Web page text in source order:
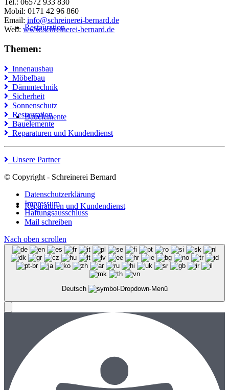
Restauration
Bauelemente
Reparaturen und Kundendienst
Mobil: 0171 42 96 860
Email: info@schreinerei-bernard.de
Web: www.schreinerei-bernard.de
Themen:
Innenausbau
Möbelbau
Dämmtechnik
Sicherheit
Sonnenschutz
Restauration
Bauelemente
Reparaturen und Kundendienst
Unsere Partner
© Copyright - Schreinerei Bernard
Datenschutzerklärung
Impressum
Haftungsausschluss
Mail schreiben
Nach oben scrollen
Deutsch